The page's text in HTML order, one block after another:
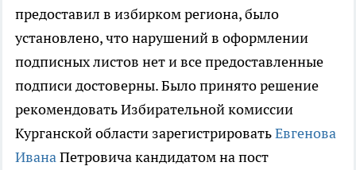
предоставил в избирком региона, было
установлено, что нарушений в оформлении
подписных листов нет и все предоставленные
подписи достоверны. Было принято решение
рекомендовать Избирательной комиссии
Курганской области зарегистрироватьЕвгенова
ИванаПетровича кандидатом на пост